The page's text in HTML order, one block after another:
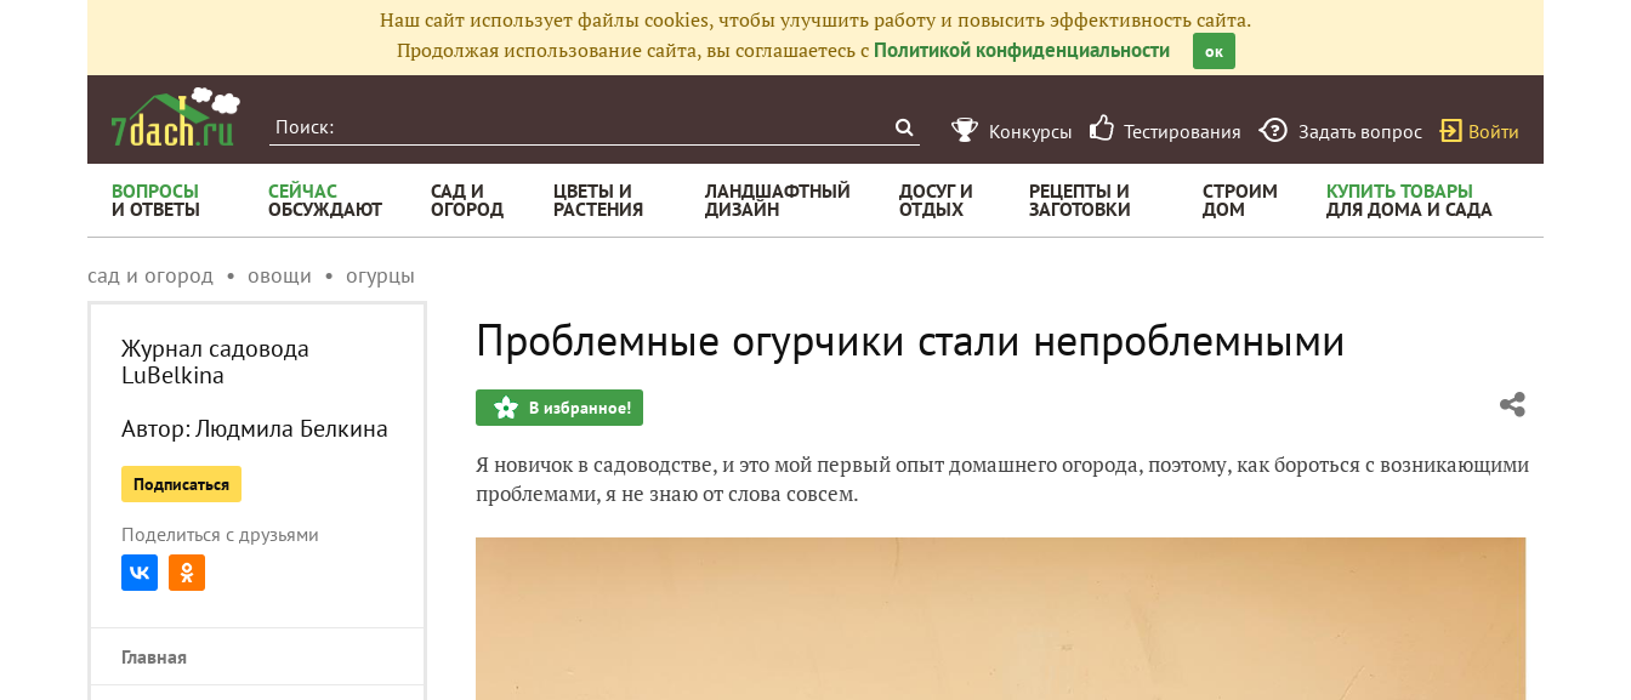
Наш сайт использует файлы cookies, чтобы улучшить работу и повысить эффективность сайта.
Продолжая использование сайта, вы соглашаетесь с Политикой конфиденциальности ок
Конкурсы Тестирования Задать вопрос Войти
ВОПРОСЫ
И ОТВЕТЫ
СЕЙЧАС
ОБСУЖДАЮТ
САД И
ОГОРОД
ЦВЕТЫ И
РАСТЕНИЯ
ЛАНДШАФТНЫЙ
ДИЗАЙН
ДОСУГ И
ОТДЫХ
РЕЦЕПТЫ И
ЗАГОТОВКИ
СТРОИМ
ДОМ
КУПИТЬ ТОВАРЫ
ДЛЯ ДОМА И САДА
сад и огород овощи огурцы
Журнал садовода
LuBelkina
Автор:Людмила Белкина
Подписаться
Поделиться с друзьями
Главная
Проблемные огурчики стали непроблемными
В избранное!
Я новичок в садоводстве, и это мой первый опыт домашнего огорода, поэтому, как бороться с возникающими
проблемами, я не знаю от слова совсем.